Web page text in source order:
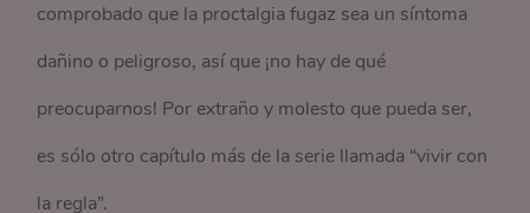
comprobado que la proctalgia fugaz sea un síntoma
dañino o peligroso, así que ¡no hay de qué
preocuparnos! Por extraño y molesto que pueda ser,
es sólo otro capítulo más de la serie llamada “vivir con
la regla”.